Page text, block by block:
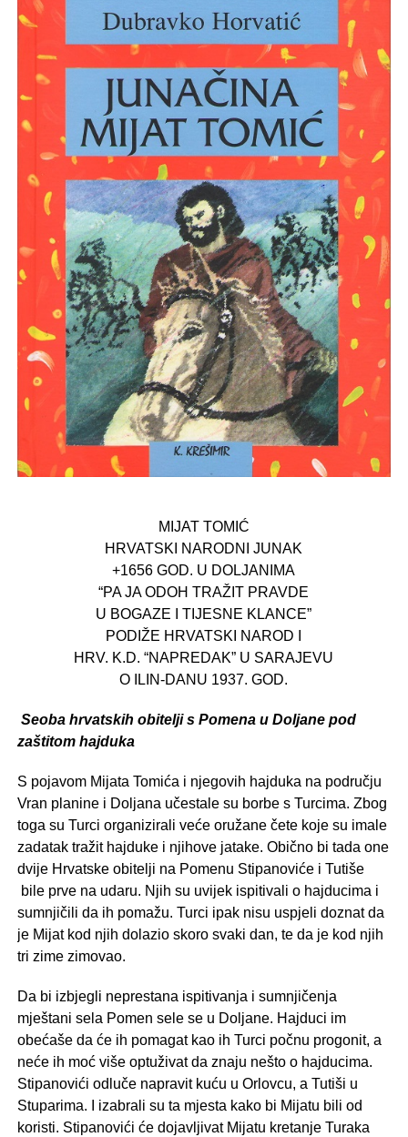
MIJAT TOMIĆ
HRVATSKI NARODNI JUNAK
+1656 GOD. U DOLJANIMA
“PA JA ODOH TRAŽIT PRAVDE
U BOGAZE I TIJESNE KLANCE”
PODIŽE HRVATSKI NAROD I
HRV. K.D. “NAPREDAK” U SARAJEVU
O ILIN-DANU 1937. GOD.
Seoba hrvatskih obitelji s Pomena u Doljane pod
zaštitom hajduka
S pojavom Mijata Tomića i njegovih hajduka na području
Vran planine i Doljana učestale su borbe s Turcima. Zbog
toga su Turci organizirali veće oružane čete koje su imale
zadatak tražit hajduke i njihove jatake. Obično bi tada one
dvije Hrvatske obitelji na Pomenu Stipanoviće i Tutiše
bile prve na udaru. Njih su uvijek ispitivali o hajducima i
sumnjičili da ih pomažu. Turci ipak nisu uspjeli doznat da
je Mijat kod njih dolazio skoro svaki dan, te da je kod njih
tri zime zimovao.
Da bi izbjegli neprestana ispitivanja i sumnjičenja
mještani sela Pomen sele se u Doljane. Hajduci im
obećaše da će ih pomagat kao ih Turci počnu progonit, a
neće ih moć više optuživat da znaju nešto o hajducima.
Stipanovići odluče napravit kuću u Orlovcu, a Tutiši u
Stuparima. I izabrali su ta mjesta kako bi Mijatu bili od
koristi. Stipanovići će dojavljivat Mijatu kretanje Turaka